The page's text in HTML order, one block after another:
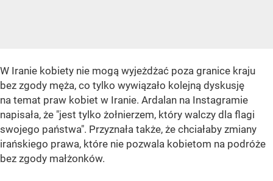
W Iranie kobiety nie mogą wyjeżdżać poza granice kraju
bez zgody męża, co tylko wywiązało kolejną dyskusję
na temat praw kobiet w Iranie. Ardalan na Instagramie
napisała, że "jest tylko żołnierzem, który walczy dla flagi
swojego państwa". Przyznała także, że chciałaby zmiany
irańskiego prawa, które nie pozwala kobietom na podróże
bez zgody małżonków.